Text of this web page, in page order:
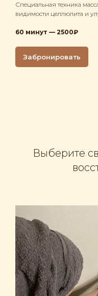
Специальная техника
видимости целлюлита и
60 минут — 2500₽
Забронировать
Выберите